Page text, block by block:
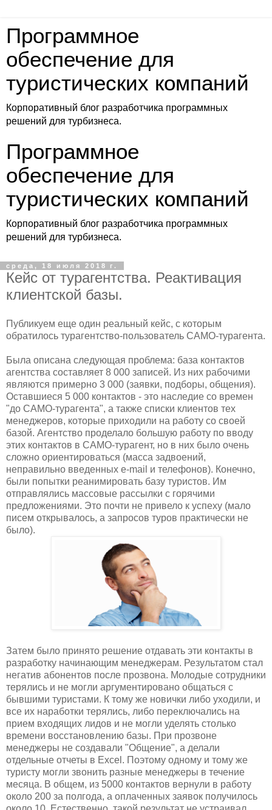
Программное
обеспечение для
туристических компаний
Корпоративный блог разработчика программных
решений для турбизнеса.
Программное
обеспечение для
туристических компаний
Корпоративный блог разработчика программных
решений для турбизнеса.
среда, 18 июля 2018 г.
Кейс от турагентства. Реактивация
клиентской базы.
Публикуем еще один реальный кейс, с которым
обратилось турагентство-пользователь САМО-турагента.
Была описана следующая проблема: база контактов
агентства составляет 8 000 записей. Из них рабочими
являются примерно 3 000 (заявки, подборы, общения).
Оставшиеся 5 000 контактов - это наследие со времен
"до САМО-турагента", а также списки клиентов тех
менеджеров, которые приходили на работу со своей
базой. Агентство проделало большую работу по вводу
этих контактов в САМО-турагент, но в них было очень
сложно ориентироваться (масса задвоений,
неправильно введенных e-mail и телефонов). Конечно,
были попытки реанимировать базу туристов. Им
отправлялись массовые рассылки с горячими
предложениями. Это почти не привело к успеху (мало
писем открывалось, а запросов туров практически не
было).
Затем было принято решение отдавать эти контакты в
разработку начинающим менеджерам. Результатом стал
негатив абонентов после прозвона. Молодые сотрудники
терялись и не могли аргументировано общаться с
бывшими туристами. К тому же новички либо уходили, и
все их наработки терялись, либо переключались на
прием входящих лидов и не могли уделять столько
времени восстановлению базы. При прозвоне
менеджеры не создавали "Общение", а делали
отдельные отчеты в Excel. Поэтому одному и тому же
туристу могли звонить разные менеджеры в течение
месяца. В общем, из 5000 контактов вернули в работу
около 200 за полгода, а оплаченных заявок получилось